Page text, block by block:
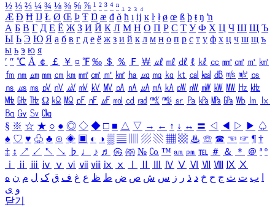
½ ⅓ ⅔ ¼ ¾ ⅛ ⅜ ⅝ ⅞ ¹ ² ³ ⁴ ⁿ ₁ ₂ ₃ ₄
Æ Ð Ħ Ĳ Ł Ø Œ Þ Ŧ Ŋ æ đ ð ħ ı ĳ ĸ ŀ ł ø œ ß þ ŧ ŋ ŉ
А Б В Г Д Е Ё Ж З И Й К Л М Н О П Р С Т У Ф Х Ц Ч Ш Щ Ъ
Ы Ь Э Ю Я а б в г д е ё ж з и й к л м н о п р с т у ф х ц ч ш щ ъ
ы ь э ю я
′ ″ ℃ Å ￠ ￡ ￥ ¤ ℉ ‰ ＄ ％ Ｆ ￦ ㎕ ㎖ ㎗ ℓ ㎘ ㏄ ㎣ ㎤ ㎥ ㎦
㎙ ㎚ ㎛ ㎜ ㎝ ㎞ ㎟ ㎠ ㎡ ㎢ ㏊ ㎍ ㎎ ㎏ ㏏ ㎈ ㎉ ㏈ ㎧ ㎨ ㎰
㎱ ㎲ ㎳ ㎴ ㎵ ㎶ ㎷ ㎸ ㎹ ㎀ ㎁ ㎂ ㎃ ㎄ ㎺ ㎻ ㎽ ㎾ ㎿ ㎐ ㎑
㎒ ㎓ ㎔ Ω ㏀ ㏁ ㎊ ㎋ ㎌ ㏖ ㏅ ㎭ ㎮ ㎯ ㏛ ㎩ ㎪ ㎫ ㎬ ㏝ ㏐
㏓
㏃ ㏉ ㏜ ㏆
§ ※ ☆ ★ ○ ● ◎ ◇ ◆ □ ■ △ ▽ → ← ↑ ↓ ↔ 〓 ◁ ◀ ▷ ▶ ♤
♠ ♡ ♥ ♧ ♣ ⊙ ◈ ▣ ◐ ◑ ▒ ▤ ▨ ▧ ▦ ▩ ♨ ☏ ☎ ☜ ☞ ¶ †
‡ ↕ ↗ ↙ ↖ ↘ ♭ ♩ ♪ ♬ ㉿ ㈜ № ㏇ ™ ㏂ ㏘ ℡ ＃ ＆ ＊ ＠ ª º
ⅰ
ⅱ ⅲ ⅳ ⅴ ⅵ ⅶ ⅷ ⅸ ⅹ Ⅳ Ⅴ Ⅵ Ⅶ Ⅷ Ⅸ Ⅹ
ب ت ث ج ح خ د ذ ر ز س ش ص ض ط ظ ع غ ف ق ک ل م ن ه
و ی
닫기